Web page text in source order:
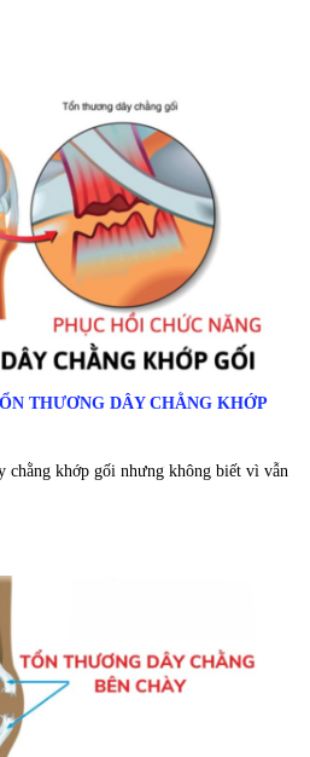
THƯƠNG DÂY CHẰNG KHỚP
chằng khớp gối nhưng không biết vì vẫn